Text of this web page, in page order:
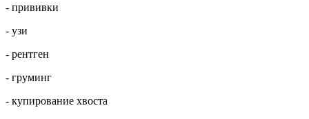
- прививки
- узи
- рентген
- груминг
- купирование хвоста